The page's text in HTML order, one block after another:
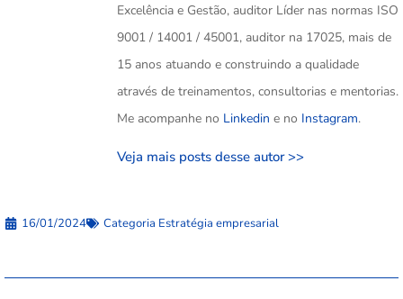
Excelência e Gestão, auditor Líder nas normas ISO
9001 / 14001 / 45001, auditor na 17025, mais de
15 anos atuando e construindo a qualidade
através de treinamentos, consultorias e mentorias.
Me acompanhe no Linkedin e no Instagram.
Veja mais posts desse autor >>
16/01/2024 Categoria Estratégia empresarial